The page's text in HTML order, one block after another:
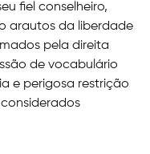
fiel conselheiro,
arautos da liberdade
pela direita
de vocabulário
e perigosa restrição